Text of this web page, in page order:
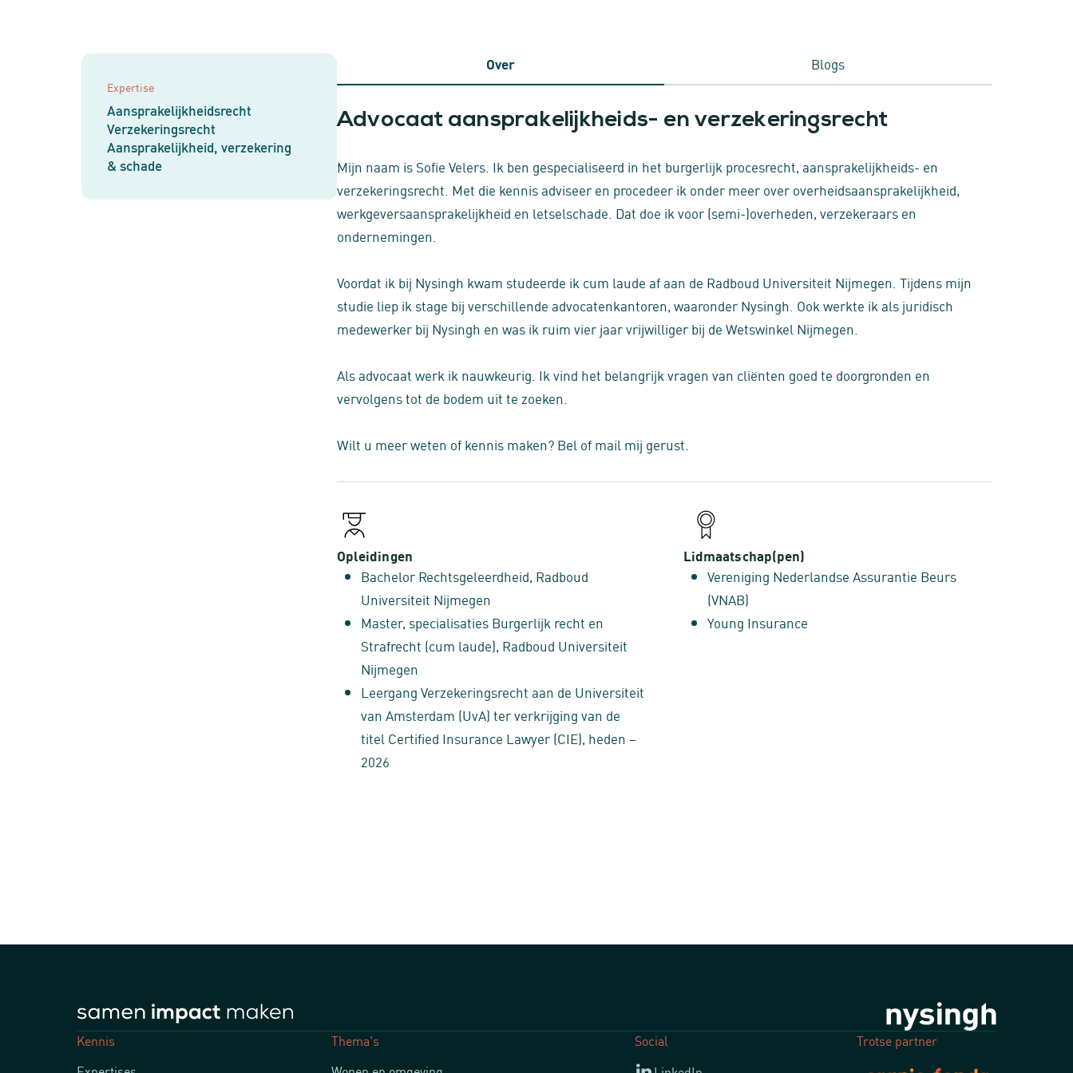
Expertise
Aansprakelijkheidsrecht
Verzekeringsrecht
Aansprakelijkheid, verzekering
& schade
Over Blogs
Advocaat aansprakelijkheids- en verzekeringsrecht
Mijn naam is Sofie Velers. Ik ben gespecialiseerd in het burgerlijk procesrecht, aansprakelijkheids- en
verzekeringsrecht. Met die kennis adviseer en procedeer ik onder meer over overheidsaansprakelijkheid,
werkgeversaansprakelijkheid en letselschade. Dat doe ik voor (semi-)overheden, verzekeraars en
ondernemingen.
Voordat ik bij Nysingh kwam studeerde ik cum laude af aan de Radboud Universiteit Nijmegen. Tijdens mijn
studie liep ik stage bij verschillende advocatenkantoren, waaronder Nysingh. Ook werkte ik als juridisch
medewerker bij Nysingh en was ik ruim vier jaar vrijwilliger bij de Wetswinkel Nijmegen.
Als advocaat werk ik nauwkeurig. Ik vind het belangrijk vragen van cliënten goed te doorgronden en
vervolgens tot de bodem uit te zoeken.
Wilt u meer weten of kennis maken? Bel of mail mij gerust.
Opleidingen
Bachelor Rechtsgeleerdheid, Radboud
Universiteit Nijmegen
Master, specialisaties Burgerlijk recht en
Strafrecht (cum laude), Radboud Universiteit
Nijmegen
Leergang Verzekeringsrecht aan de Universiteit
van Amsterdam (UvA) ter verkrijging van de
titel Certified Insurance Lawyer (CIE), heden –
2026
Lidmaatschap(pen)
Vereniging Nederlandse Assurantie Beurs
(VNAB)
Young Insurance
Kennis
Thema's
Social
Trotse partner